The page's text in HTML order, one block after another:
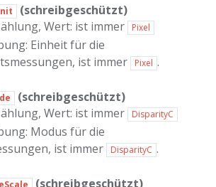
(schreibgeschützt)
Wert: ist immer
Pixel
Einheit für die
ist immer
Pixel .
(schreibgeschützt)
Wert: ist immer
DisparityC
Modus für die
ist immer
DisparityC .
(schreibgeschützt)